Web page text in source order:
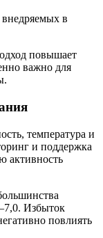
в
повышает
важно для
температура и
и поддержка
активность
Избыток
повлиять